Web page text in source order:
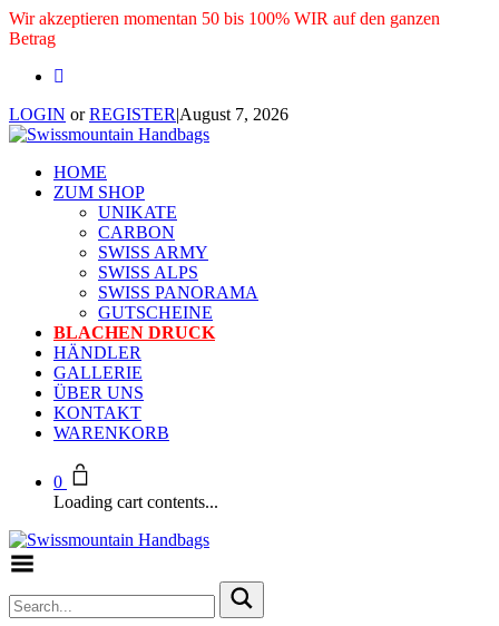
Wir akzeptieren momentan 50 bis 100% WIR auf den ganzen
Betrag
LOGIN orREGISTER|August 7, 2026
HOME
ZUM SHOP
UNIKATE
CARBON
SWISS ARMY
SWISS ALPS
SWISS PANORAMA
GUTSCHEINE
BLACHEN DRUCK
HÄNDLER
GALLERIE
ÜBER UNS
KONTAKT
WARENKORB
0
Loading cart contents...